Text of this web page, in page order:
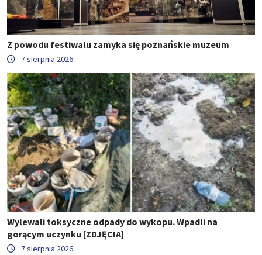
Z powodu festiwalu zamyka się poznańskie muzeum
7 sierpnia 2026
Wylewali toksyczne odpady do wykopu. Wpadli na
gorącym uczynku [ZDJĘCIA]
7 sierpnia 2026